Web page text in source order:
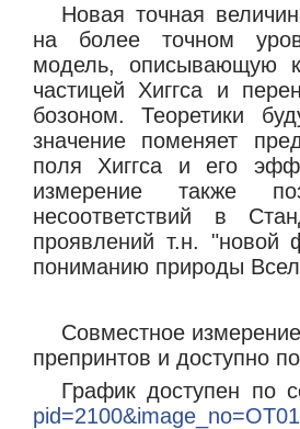
Новая точная
на более точном
модель, описывающую
частицей Хиггса и
бозоном. Теоретики
значение поменяет
поля Хиггса и его
измерение также
несоответствий в
проявлений т.н. "новой
пониманию природы
Совместное
препринтов и доступно
График доступен по